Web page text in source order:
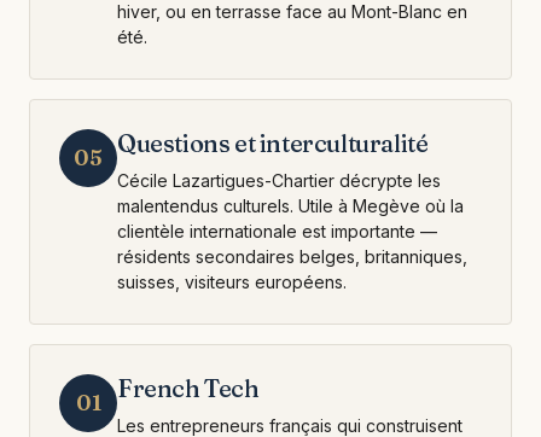
hiver, ou en terrasse face au Mont-Blanc en
été.
05 Questions et interculturalité
Cécile Lazartigues-Chartier décrypte les
malentendus culturels. Utile à Megève où la
clientèle internationale est importante —
résidents secondaires belges, britanniques,
suisses, visiteurs européens.
01 French Tech
Les entrepreneurs français qui construisent